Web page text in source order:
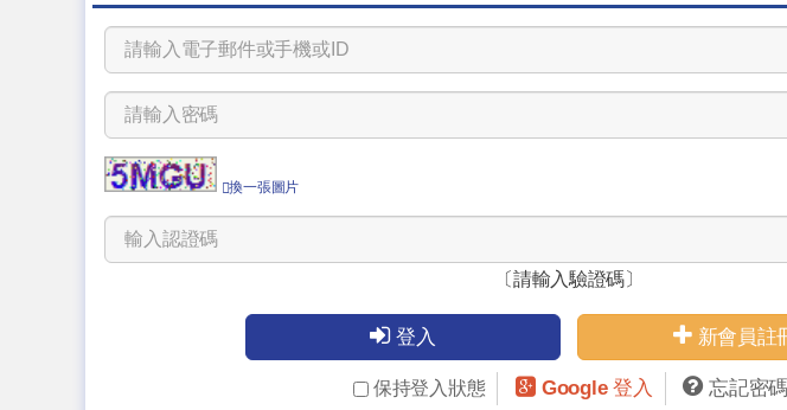
換一張圖片
〔請輸入驗證碼〕
登入 新會員註
保持登入狀態 Google 登入 忘記密碼